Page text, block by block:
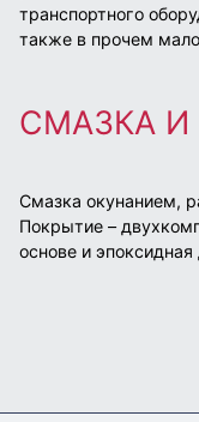
транспортного
также в прочем
СМАЗКА И
Смазка окунанием,
Покрытие –
основе и